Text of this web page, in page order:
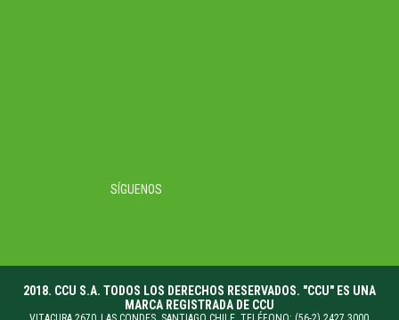
SÍGUENOS
2018. CCU S.A. TODOS LOS DERECHOS RESERVADOS. "CCU" ES UNA
MARCA REGISTRADA DE CCU